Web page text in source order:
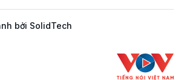
bởi SolidTech